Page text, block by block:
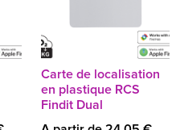
Carte de localisation
en plastique RCS
Findit Dual